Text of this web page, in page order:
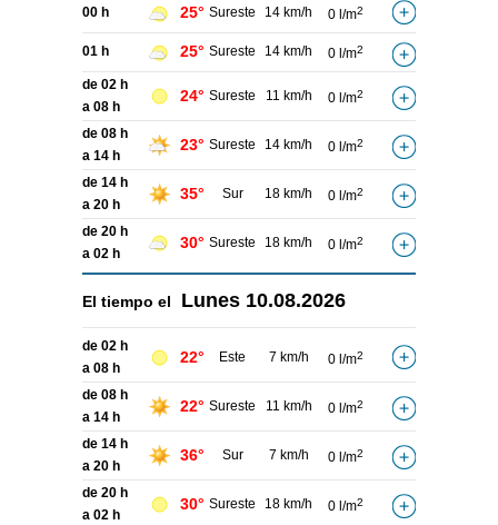
00 h 25° Sureste 14 km/h 0 l/m2
01 h 25° Sureste 14 km/h 0 l/m2
de 02 h
a 08 h
24° Sureste 11 km/h 0 l/m2
de 08 h
a 14 h
23° Sureste 14 km/h 0 l/m2
de 14 h
a 20 h
35° Sur 18 km/h 0 l/m2
de 20 h
a 02 h
30° Sureste 18 km/h 0 l/m2
El tiempo el Lunes 10.08.2026
de 02 h
a 08 h
22° Este 7 km/h 0 l/m2
de 08 h
a 14 h
22° Sureste 11 km/h 0 l/m2
de 14 h
a 20 h
36° Sur 7 km/h 0 l/m2
de 20 h
a 02 h
30° Sureste 18 km/h 0 l/m2